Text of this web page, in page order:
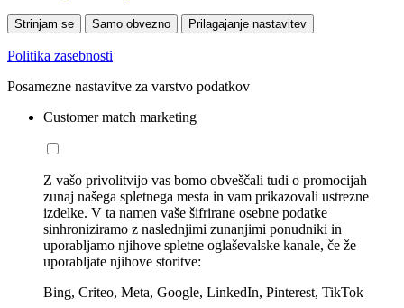
Strinjam se Samo obvezno Prilagajanje nastavitev
Politika zasebnosti
Posamezne nastavitve za varstvo podatkov
Customer match marketing
Z vašo privolitvijo vas bomo obveščali tudi o promocijah
zunaj našega spletnega mesta in vam prikazovali ustrezne
izdelke. V ta namen vaše šifrirane osebne podatke
sinhroniziramo z naslednjimi zunanjimi ponudniki in
uporabljamo njihove spletne oglaševalske kanale, če že
uporabljate njihove storitve:
Bing, Criteo, Meta, Google, LinkedIn, Pinterest, TikTok